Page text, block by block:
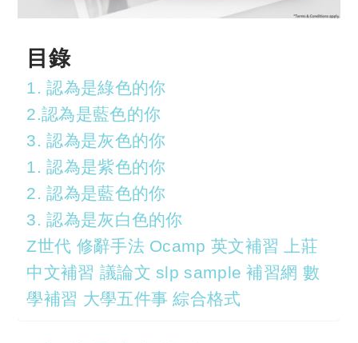
目錄
1. 認為是綠色的你
2.認為是藍色的你
3. 認為是灰色的你
1. 認為是紫色的你
2. 認為是藍色的你
3. 認為是灰白色的你
Z世代 修辭手法 Ocamp 英文補習 上莊
中文補習 議論文 slp sample 補習網 數
學補習 大學五件事 綜合格式